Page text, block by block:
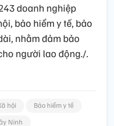
doanh nghiệp
bảo hiểm y tế, bảo
nhằm đảm bảo
người lao động./.
hội
Bảo hiểm y tế
Ninh